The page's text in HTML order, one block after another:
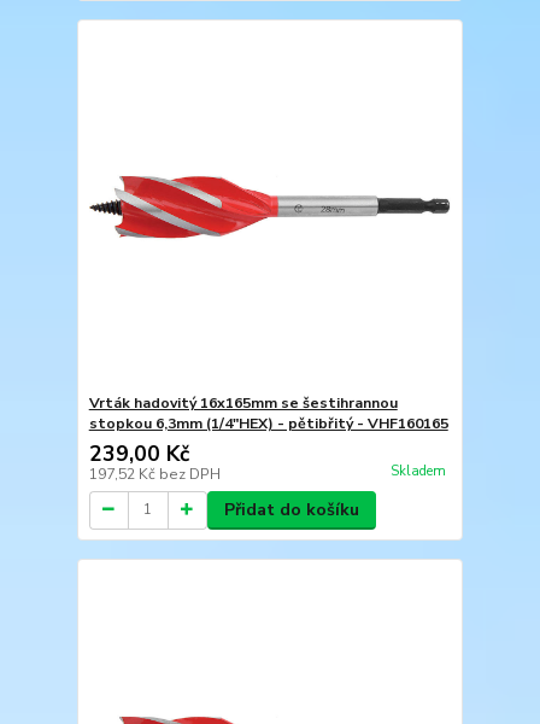
Vrták hadovitý 16x165mm se šestihrannou
stopkou 6,3mm (1/4"HEX) - pětibřitý - VHF160165
239,00 Kč
197,52 Kč bez DPH Skladem
Přidat do košíku